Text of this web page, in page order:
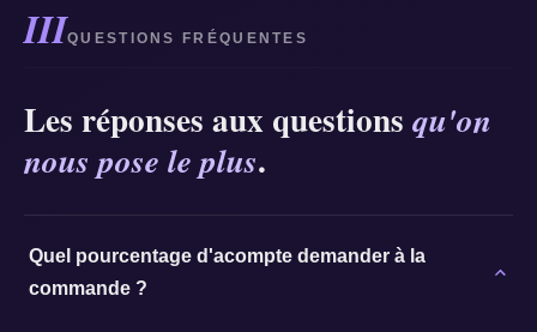
IIIQUESTIONS FRÉQUENTES
Les réponses aux questions qu'on
nous pose le plus.
Quel pourcentage d'acompte demander à la
commande ?